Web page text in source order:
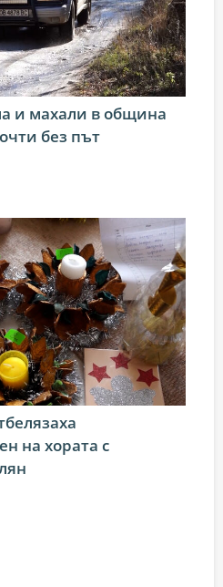
и махали в община
без път
на хората с